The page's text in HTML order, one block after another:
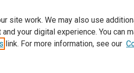
Elsevier, ses concédants de licence et ses
similaires. Pour tout contenu en
site work. We may also use
your digital experience. You can
link. For more information, see our